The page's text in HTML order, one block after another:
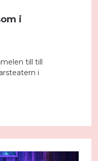
i
till till
i